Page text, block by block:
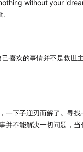
候要试着去破题，而不是
个问题的背面（问这个问
喜欢干什么的时候，实际
西来解决你的问题而不
能我们生活里的问题会越
without the suit, you
without your
己喜欢的事情并不是救世
一下子迎刃而解了。寻找
并不能解决一切问题，当